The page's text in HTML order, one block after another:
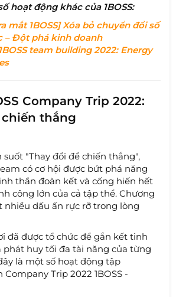
hoạt động khác của 1BOSS:
mắt 1BOSS] Xóa bỏ chuyển đổi số
– Đột phá kinh doanh
team building 2022: Energy
Company Trip 2022:
thắng
suốt "Thay đổi để chiến thắng",
có cơ hội được bứt phá năng
thần đoàn kết và cống hiến hết
công lớn của cả tập thể. Chương
nhiều dấu ấn rực rỡ trong lòng
đã được tổ chức để gắn kết tinh
phát huy tối đa tài năng của từng
là một số hoạt động tập
Trip 2022 1BOSS -